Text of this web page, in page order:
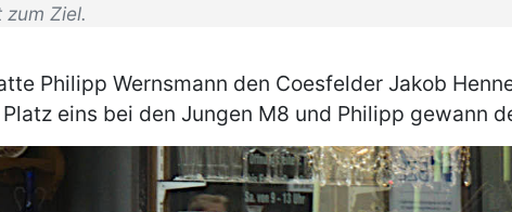
Ziel.
Philipp Wernsmann den Coesfelder Jakob
eins bei den Jungen M8 und Philipp gewann